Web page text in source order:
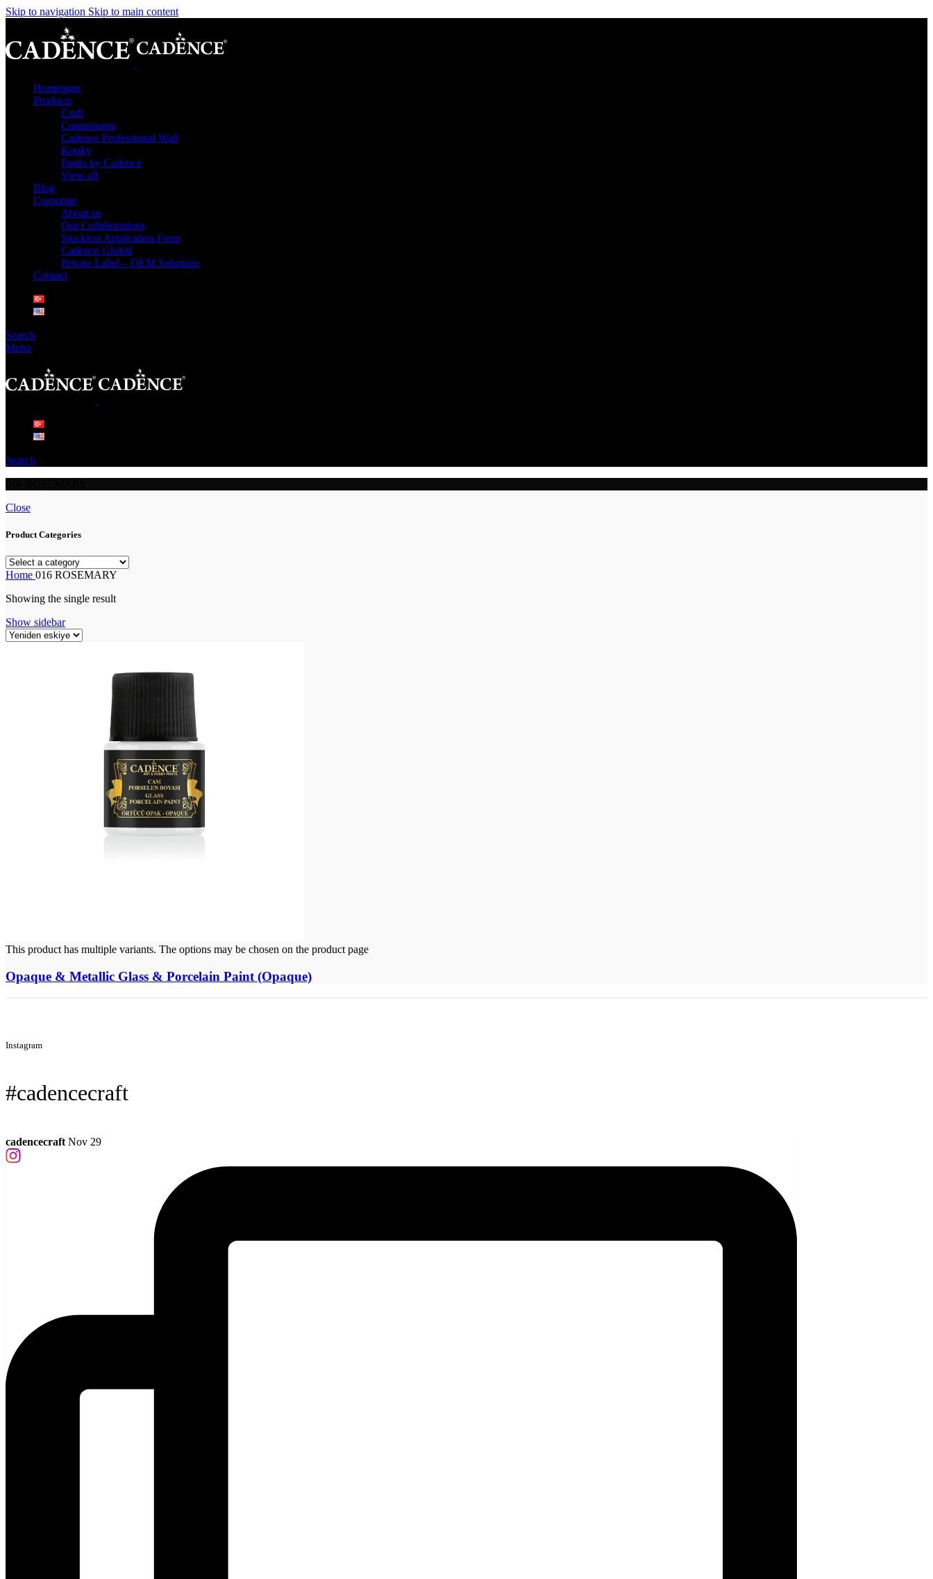
Skip to navigation Skip to main content
Homepage
Products
Craft
Connoisseur
Cadence Professional Wall
Kooky
Pardo by Cadence
View all
Blog
Corporate
About us
Our Collaborations
Stockiest Application Form
Cadence Global
Private Label – OEM Solutions
Contact
Search
Menu
Search
Close
Product Categories
Home 016 ROSEMARY
Showing the single result
Show sidebar
This product has multiple variants. The options may be chosen on the product page
Opaque & Metallic Glass & Porcelain Paint (Opaque)
Instagram
#cadencecraft
cadencecraft Nov 29